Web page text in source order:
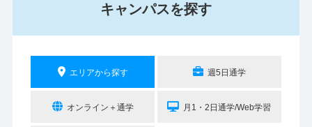
キャンパスを探す
エリアから探す 週5日通学
オンライン＋通学 月1・2日通学/Web学習